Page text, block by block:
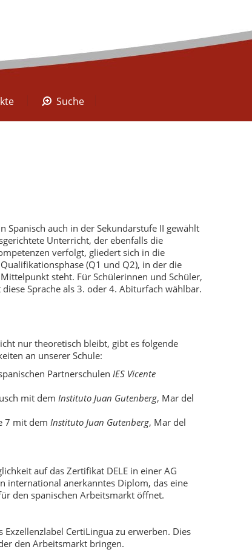
Suche
Spanisch auch in der Sekundarstufe II gewählt
Unterricht, der ebenfalls die
verfolgt, gliedert sich in die
(Q1 und Q2), in der die
steht. Für Schülerinnen und Schüler,
Sprache als 3. oder 4. Abiturfach wählbar.
nur theoretisch bleibt, gibt es folgende
an unserer Schule:
Partnerschulen IES Vicente
mit dem Instituto Juan Gutenberg, Mar del
7 mit dem Instituto Juan Gutenberg, Mar del
auf das Zertifikat DELE in einer AG
international anerkanntes Diplom, das eine
den spanischen Arbeitsmarkt öffnet.
CertiLingua zu erwerben. Dies
den Arbeitsmarkt bringen.